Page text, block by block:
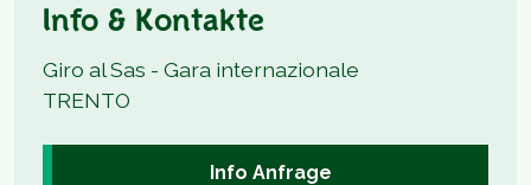
Info & Kontakte
Giro al Sas - Gara internazionale
TRENTO
Info Anfrage